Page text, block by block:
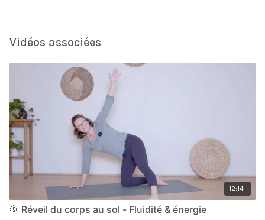
Vidéos associées
12:14
🌞 Réveil du corps au sol - Fluidité & énergie